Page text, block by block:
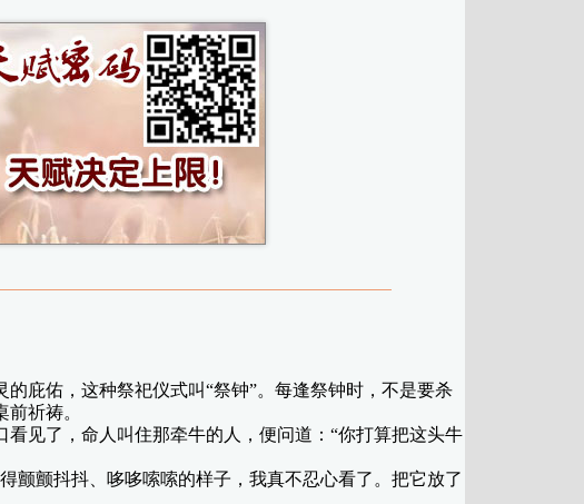
庇佑，这种祭祀仪式叫“祭钟”。每逢祭钟时，不是要杀
祈祷。
见了，命人叫住那牵牛的人，便问道：“你打算把这头牛
颤抖抖、哆哆嗦嗦的样子，我真不忍心看了。把它放了